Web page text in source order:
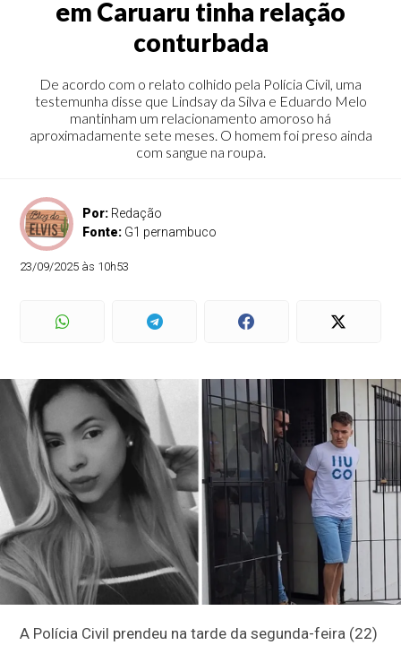
em Caruaru tinha relação
conturbada
De acordo com o relato colhido pela Polícia Civil, uma
testemunha disse que Lindsay da Silva e Eduardo Melo
mantinham um relacionamento amoroso há
aproximadamente sete meses. O homem foi preso ainda
com sangue na roupa.
Por: Redação
Fonte: G1 pernambuco
23/09/2025 às 10h53
A Polícia Civil prendeu na tarde da segunda-feira (22)